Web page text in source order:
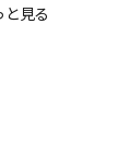
と見る